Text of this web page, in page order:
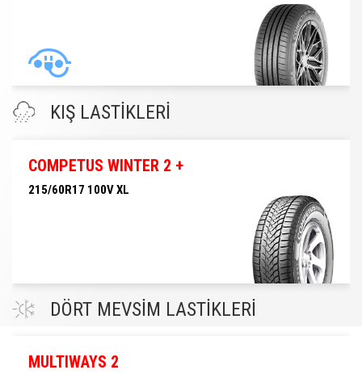
KIŞ LASTİKLERİ
COMPETUS WINTER 2 +
215/60R17 100V XL
DÖRT MEVSİM LASTİKLERİ
MULTIWAYS 2